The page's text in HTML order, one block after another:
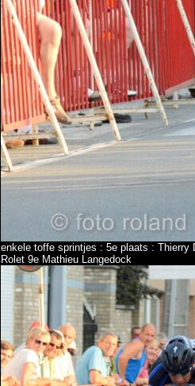
enkele toffe sprintjes : 5e plaats :
Rolet 9e Mathieu Langedock